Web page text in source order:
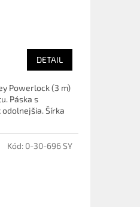
DETAIL
Powerlock (3 m)
Páska s
Šírka
Kód: 0-30-696 SY